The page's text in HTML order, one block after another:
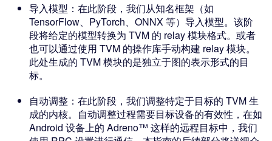
导入模型：在此阶段，我们从知名框架（如
TensorFlow、PyTorch、ONNX 等）导入模型。该阶
段将给定的模型转换为 TVM 的 relay 模块格式。或者
也可以通过使用 TVM 的操作库手动构建 relay 模块。
此处生成的 TVM 模块的是独立于图的表示形式的目
标。
自动调整：在此阶段，我们调整特定于目标的 TVM 生
成的内核。自动调整过程需要目标设备的有效性，在如
Android 设备上的 Adreno™ 这样的远程目标中，我们